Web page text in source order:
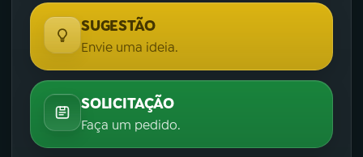
SUGESTÃO
Envie uma ideia.
SOLICITAÇÃO
Faça um pedido.